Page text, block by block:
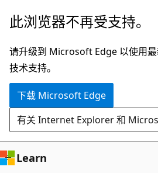
跳
主
要
内
此浏览器不再受支持。
请升级到 Microsoft Edge 以使用
技术支持。
下载 Microsoft Edge
有关 Internet Explorer 和
Learn